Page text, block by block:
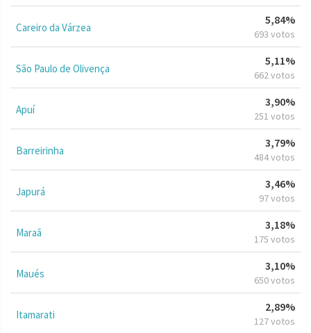
Careiro da Várzea
5,84%
693 votos
São Paulo de Olivença
5,11%
662 votos
Apuí
3,90%
251 votos
Barreirinha
3,79%
484 votos
Japurá
3,46%
97 votos
Maraã
3,18%
175 votos
Maués
3,10%
650 votos
Itamarati
2,89%
127 votos